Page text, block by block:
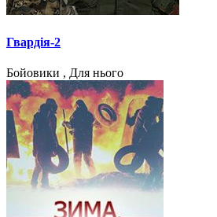
Гвардія-2
Бойовики , Для нього